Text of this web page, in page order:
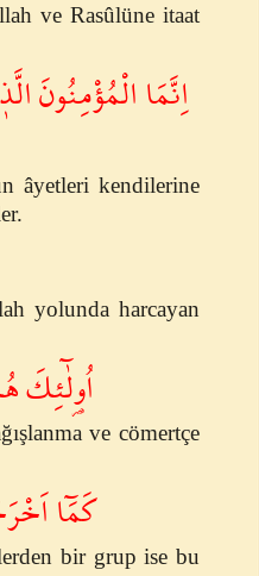
ve Rasûlüne itaat
اِنَّمَا الْمُؤْمِنُونَ
âyetleri kendilerine
yolunda harcayan
اُو۬لٰٓئِكَ
ve cömertçe
كَمَٓا
bir grup ise bu